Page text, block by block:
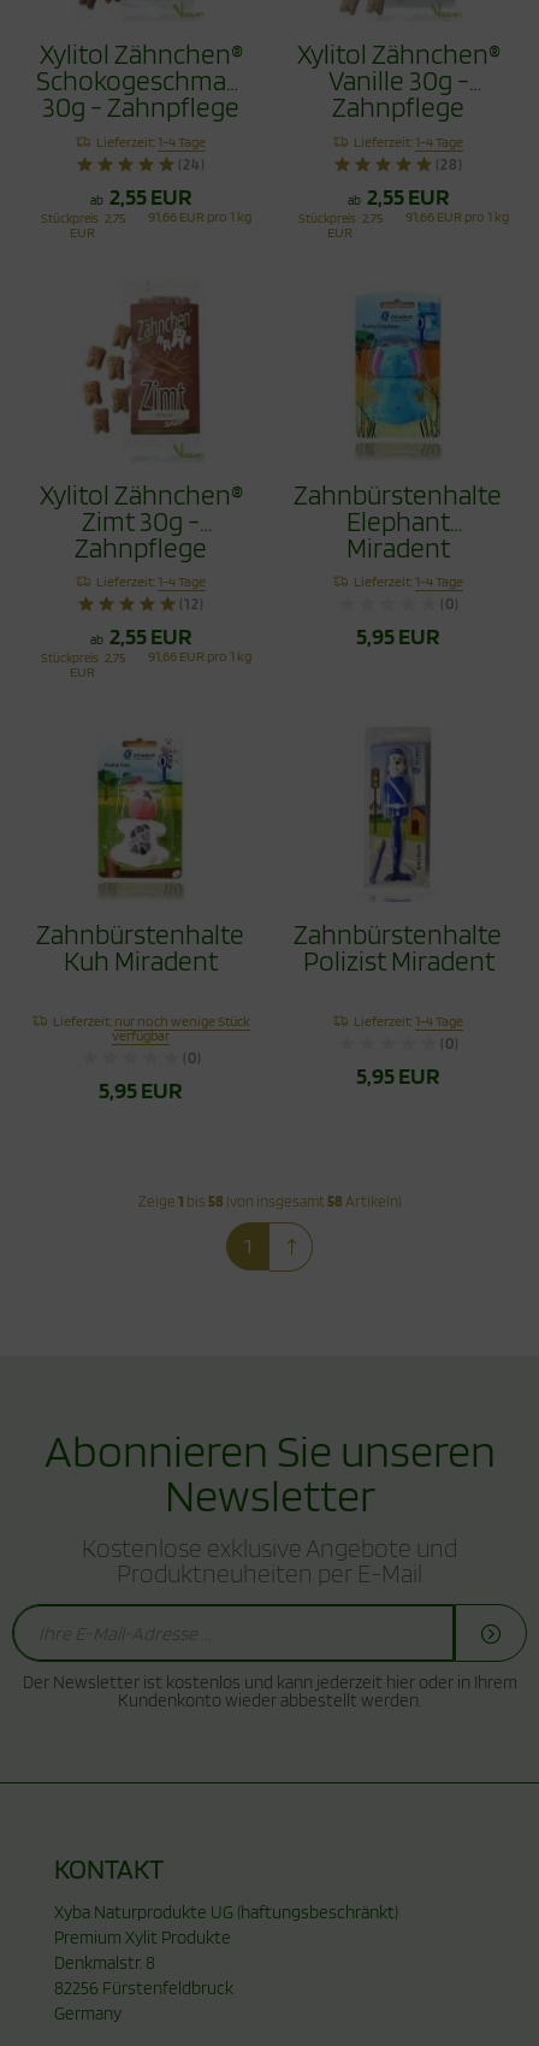
Xylitol Zähnchen®
Schokogeschmack
30g - Zahnpflege
Bonbons
Lieferzeit:1-4 Tage
(24)
ab 2,55 EUR
Stückpreis 2,75
EUR
91,66 EUR pro 1 kg
Xylitol Zähnchen®
Vanille 30g -
Zahnpflege
Bonbons
Lieferzeit:1-4 Tage
(28)
ab 2,55 EUR
Stückpreis 2,75
EUR
91,66 EUR pro 1 kg
Xylitol Zähnchen®
Zimt 30g -
Zahnpflege
Bonbons
Lieferzeit:1-4 Tage
(12)
ab 2,55 EUR
Stückpreis 2,75
EUR
91,66 EUR pro 1 kg
Zahnbürstenhalter
Elephant
Miradent
Lieferzeit:1-4 Tage
(0)
5,95 EUR
Zahnbürstenhalter
Kuh Miradent
Lieferzeit: nur noch wenige Stück
verfügbar
(0)
5,95 EUR
Zahnbürstenhalter
Polizist Miradent
Lieferzeit:1-4 Tage
(0)
5,95 EUR
Zeige 1 bis 58 (von insgesamt58 Artikeln)
1
Abonnieren Sie unseren
Newsletter
Kostenlose exklusive Angebote und
Produktneuheiten per E-Mail
Der Newsletter ist kostenlos und kann jederzeit hier oder in Ihrem
Kundenkonto wieder abbestellt werden.
KONTAKT
Xyba Naturprodukte UG (haftungsbeschränkt)
Premium Xylit Produkte
Denkmalstr. 8
82256 Fürstenfeldbruck
Germany